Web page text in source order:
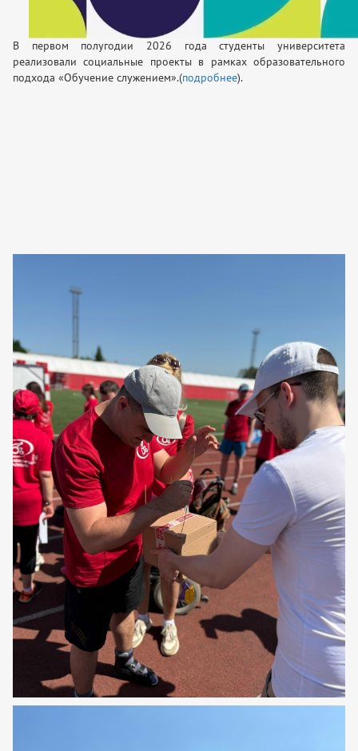
В первом полугодии 2026 года студенты университета
реализовали социальные проекты в рамках образовательного
подхода «Обучение служением».(подробнее).